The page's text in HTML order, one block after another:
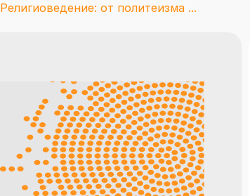
Религиоведение: от политеизма ...